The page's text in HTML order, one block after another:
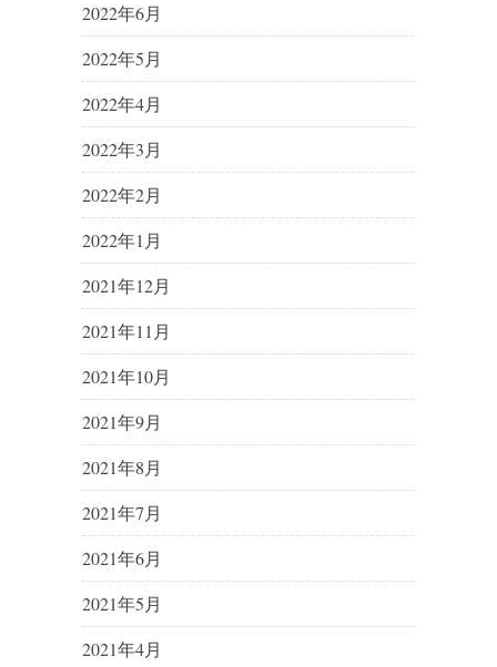
2022年6月
2022年5月
2022年4月
2022年3月
2022年2月
2022年1月
2021年12月
2021年11月
2021年10月
2021年9月
2021年8月
2021年7月
2021年6月
2021年5月
2021年4月